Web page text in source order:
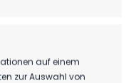
auf einem
zur Auswahl von